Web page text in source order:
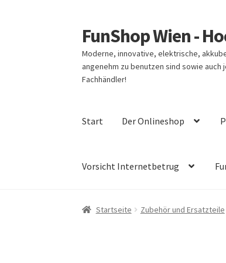
Zur
Navigation
springen
Zum
Inhalt
springen
FunShop Wien -
Moderne, innovative, elektrische,
angenehm zu benutzen sind sowie
Fachhändler!
Start Der Onlineshop
Vorsicht Internetbetrug
Startseite Zubehör und Ersatzteile